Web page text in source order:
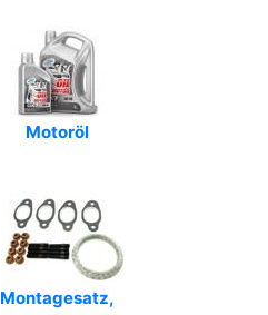
Motoröl
Montagesatz,